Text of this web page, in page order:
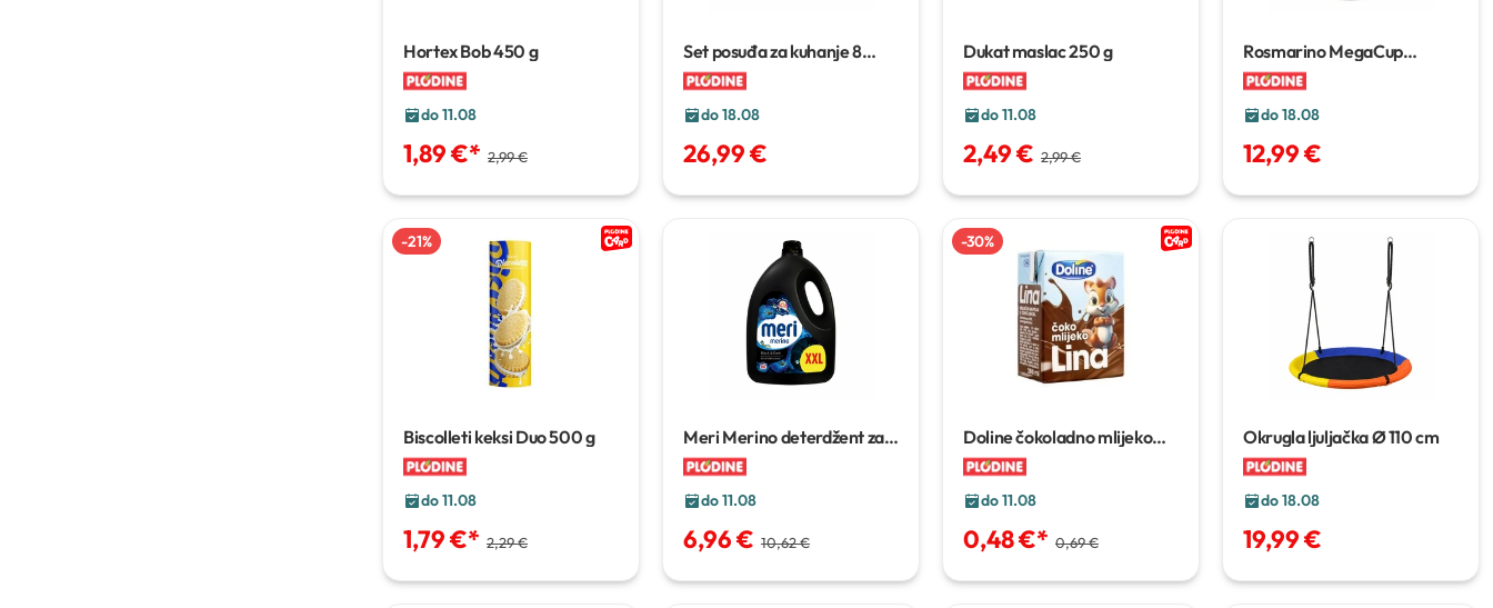
Hortex Bob450 g
do 11.08
1,89 €* 2,99 €
Set posuđa za kuhanje8
komada
do 18.08
26,99 €
Dukat maslac250 g
do 11.08
2,49 € 2,99 €
Rosmarino MegaCup
termosica
do 18.08
12,99 €
-21%
Biscolleti keksi Duo500 g
do 11.08
1,79 €* 2,29 €
Meri Merino deterdžent za
pranje rublja
do 11.08
6,96 € 10,62 €
-30%
Doline čokoladno mlijeko
Lina200 ml
do 11.08
0,48 €* 0,69 €
Okrugla ljuljačkaØ 110 cm
do 18.08
19,99 €